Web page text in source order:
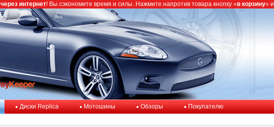
Диски Replica Мотошины Обзоры Покупателю
через интернет! Вы сэкономите время и силы. Нажмите напротив товара кнопку «в корзину» и